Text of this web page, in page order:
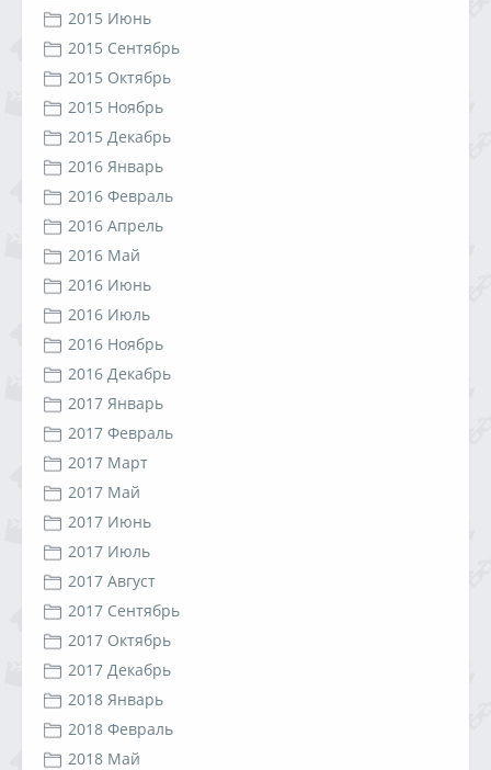
2015 Июнь
2015 Сентябрь
2015 Октябрь
2015 Ноябрь
2015 Декабрь
2016 Январь
2016 Февраль
2016 Апрель
2016 Май
2016 Июнь
2016 Июль
2016 Ноябрь
2016 Декабрь
2017 Январь
2017 Февраль
2017 Март
2017 Май
2017 Июнь
2017 Июль
2017 Август
2017 Сентябрь
2017 Октябрь
2017 Декабрь
2018 Январь
2018 Февраль
2018 Май